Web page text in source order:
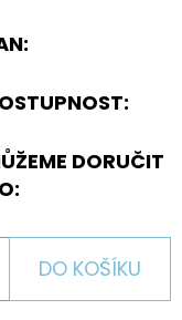
:
DORUČIT
DO KOŠÍKU